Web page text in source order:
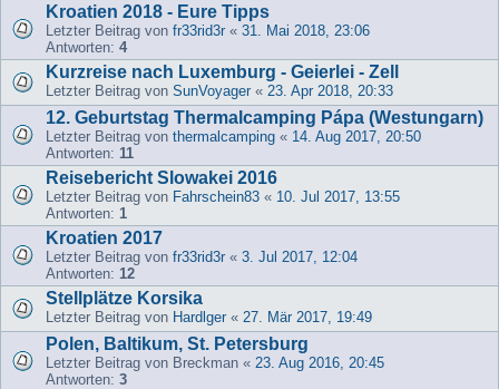
Kroatien 2018 - Eure Tipps
Letzter Beitrag von fr33rid3r « 31. Mai 2018, 23:06
Antworten: 4
Kurzreise nach Luxemburg - Geierlei - Zell
Letzter Beitrag von SunVoyager « 23. Apr 2018, 20:33
12. Geburtstag Thermalcamping Pápa (Westungarn)
Letzter Beitrag von thermalcamping « 14. Aug 2017, 20:50
Antworten: 11
Reisebericht Slowakei 2016
Letzter Beitrag von Fahrschein83 « 10. Jul 2017, 13:55
Antworten: 1
Kroatien 2017
Letzter Beitrag von fr33rid3r « 3. Jul 2017, 12:04
Antworten: 12
Stellplätze Korsika
Letzter Beitrag von Hardlger « 27. Mär 2017, 19:49
Polen, Baltikum, St. Petersburg
Letzter Beitrag von Breckman « 23. Aug 2016, 20:45
Antworten: 3